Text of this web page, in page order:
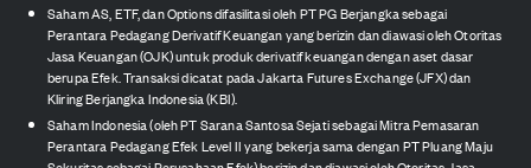
Saham AS, ETF, dan Options difasilitasi oleh PT PG Berjangka sebagai
Perantara Pedagang Derivatif Keuangan yang berizin dan diawasi oleh Otoritas
Jasa Keuangan (OJK) untuk produk derivatif keuangan dengan aset dasar
berupa Efek. Transaksi dicatat pada Jakarta Futures Exchange (JFX) dan
Kliring Berjangka Indonesia (KBI).
Saham Indonesia (oleh PT Sarana Santosa Sejati sebagai Mitra Pemasaran
Perantara Pedagang Efek Level II yang bekerja sama dengan PT Pluang Maju